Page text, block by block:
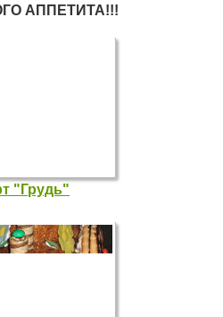
АППЕТИТА!!!
"Грудь"